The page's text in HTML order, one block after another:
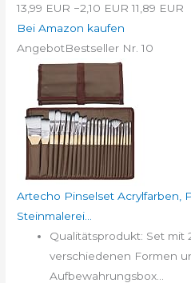
13,99 EUR −2,10 EUR 11,89 EUR
Bei Amazon kaufen
AngebotBestseller Nr. 10
Artecho Pinselset Acrylfarben,
Steinmalerei...
Qualitätsprodukt: Set mit
verschiedenen Formen
Aufbewahrungsbox...